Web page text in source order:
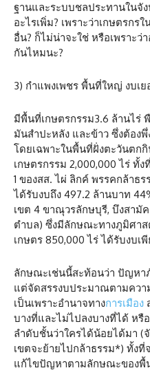
ฐานและระบบชลประทานในจั
อะไรเพิ่ม? เพราะว่าเกษตรก
อื่น? ก็ไม่น่าจะใช่ หรือเพราะว่
กันไหมนะ?
3) กำแพงเพชร พื้นที่ใหญ่ งบเ
มีพื้นที่เกษตรกรรม3.6 ล้านไร่
มันสำปะหลัง และข้าว ซึ่งต้อง
โดยเฉพาะในพื้นที่ฝั่งตะวันตก
เกษตรกรรม 2,000,000 ไร่ ทั้
1 ของสส. ไผ่ ลิกค์ พรรคกล้าธ
ได้รับงบถึง 497.2 ล้านบาท
เขต 4 ขาณุวรลักษบุรี, บึงสามั
ตำบล) ซึ่งมีลักษณะทางภูมิศา
เกษตร 850,000 ไร่ ได้รับงบเ
ลักษณะเช่นนี้สะท้อนว่า ปัญหา
แต่จัดสรรงบประมาณตามควา
เป็นเพราะอำนาจทางการเมือง
บางที่และไม่ไปลงบางที่ได้ หรื
ลำดับชั้นว่าใครได้น้อยได้มา (
เขตจะย้ายไปกล้าธรรม*) ทั้ง
แก้ไขปัญหาตามลักษณะของพื้